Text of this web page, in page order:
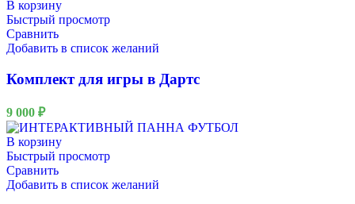
В корзину
Быстрый просмотр
Сравнить
Добавить в список желаний
Комплект для игры в Дартс
9 000 ₽
В корзину
Быстрый просмотр
Сравнить
Добавить в список желаний